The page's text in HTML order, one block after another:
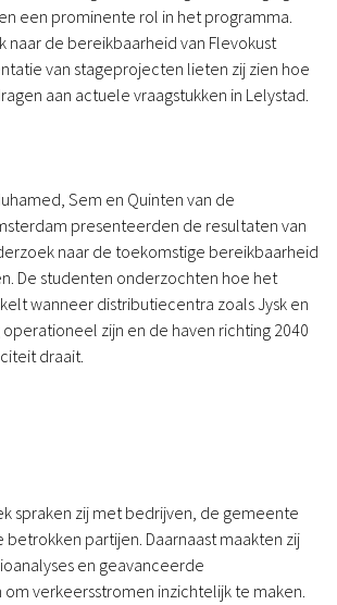
een prominente rol in het programma.
naar de bereikbaarheid van Flevokust
van stageprojecten lieten zij zien hoe
aan actuele vraagstukken in Lelystad.
Sem en Quinten van de
presenteerden de resultaten van
naar de toekomstige bereikbaarheid
De studenten onderzochten hoe het
wanneer distributiecentra zoals Jysk en
zijn en de haven richting 2040
draait.
spraken zij met bedrijven, de gemeente
betrokken partijen. Daarnaast maakten zij
en geavanceerde
verkeersstromen inzichtelijk te maken.